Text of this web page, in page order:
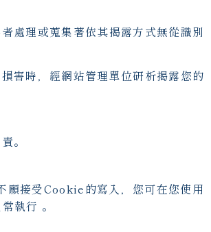
處理或蒐集著依其揭露方式無從識別
害時，經網站管理單位研析揭露您的
。
願接受Cookie的寫入，您可在您使用
執行 。